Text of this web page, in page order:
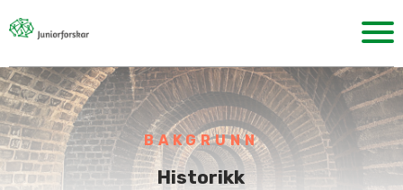
BAKGRUNN
Historikk